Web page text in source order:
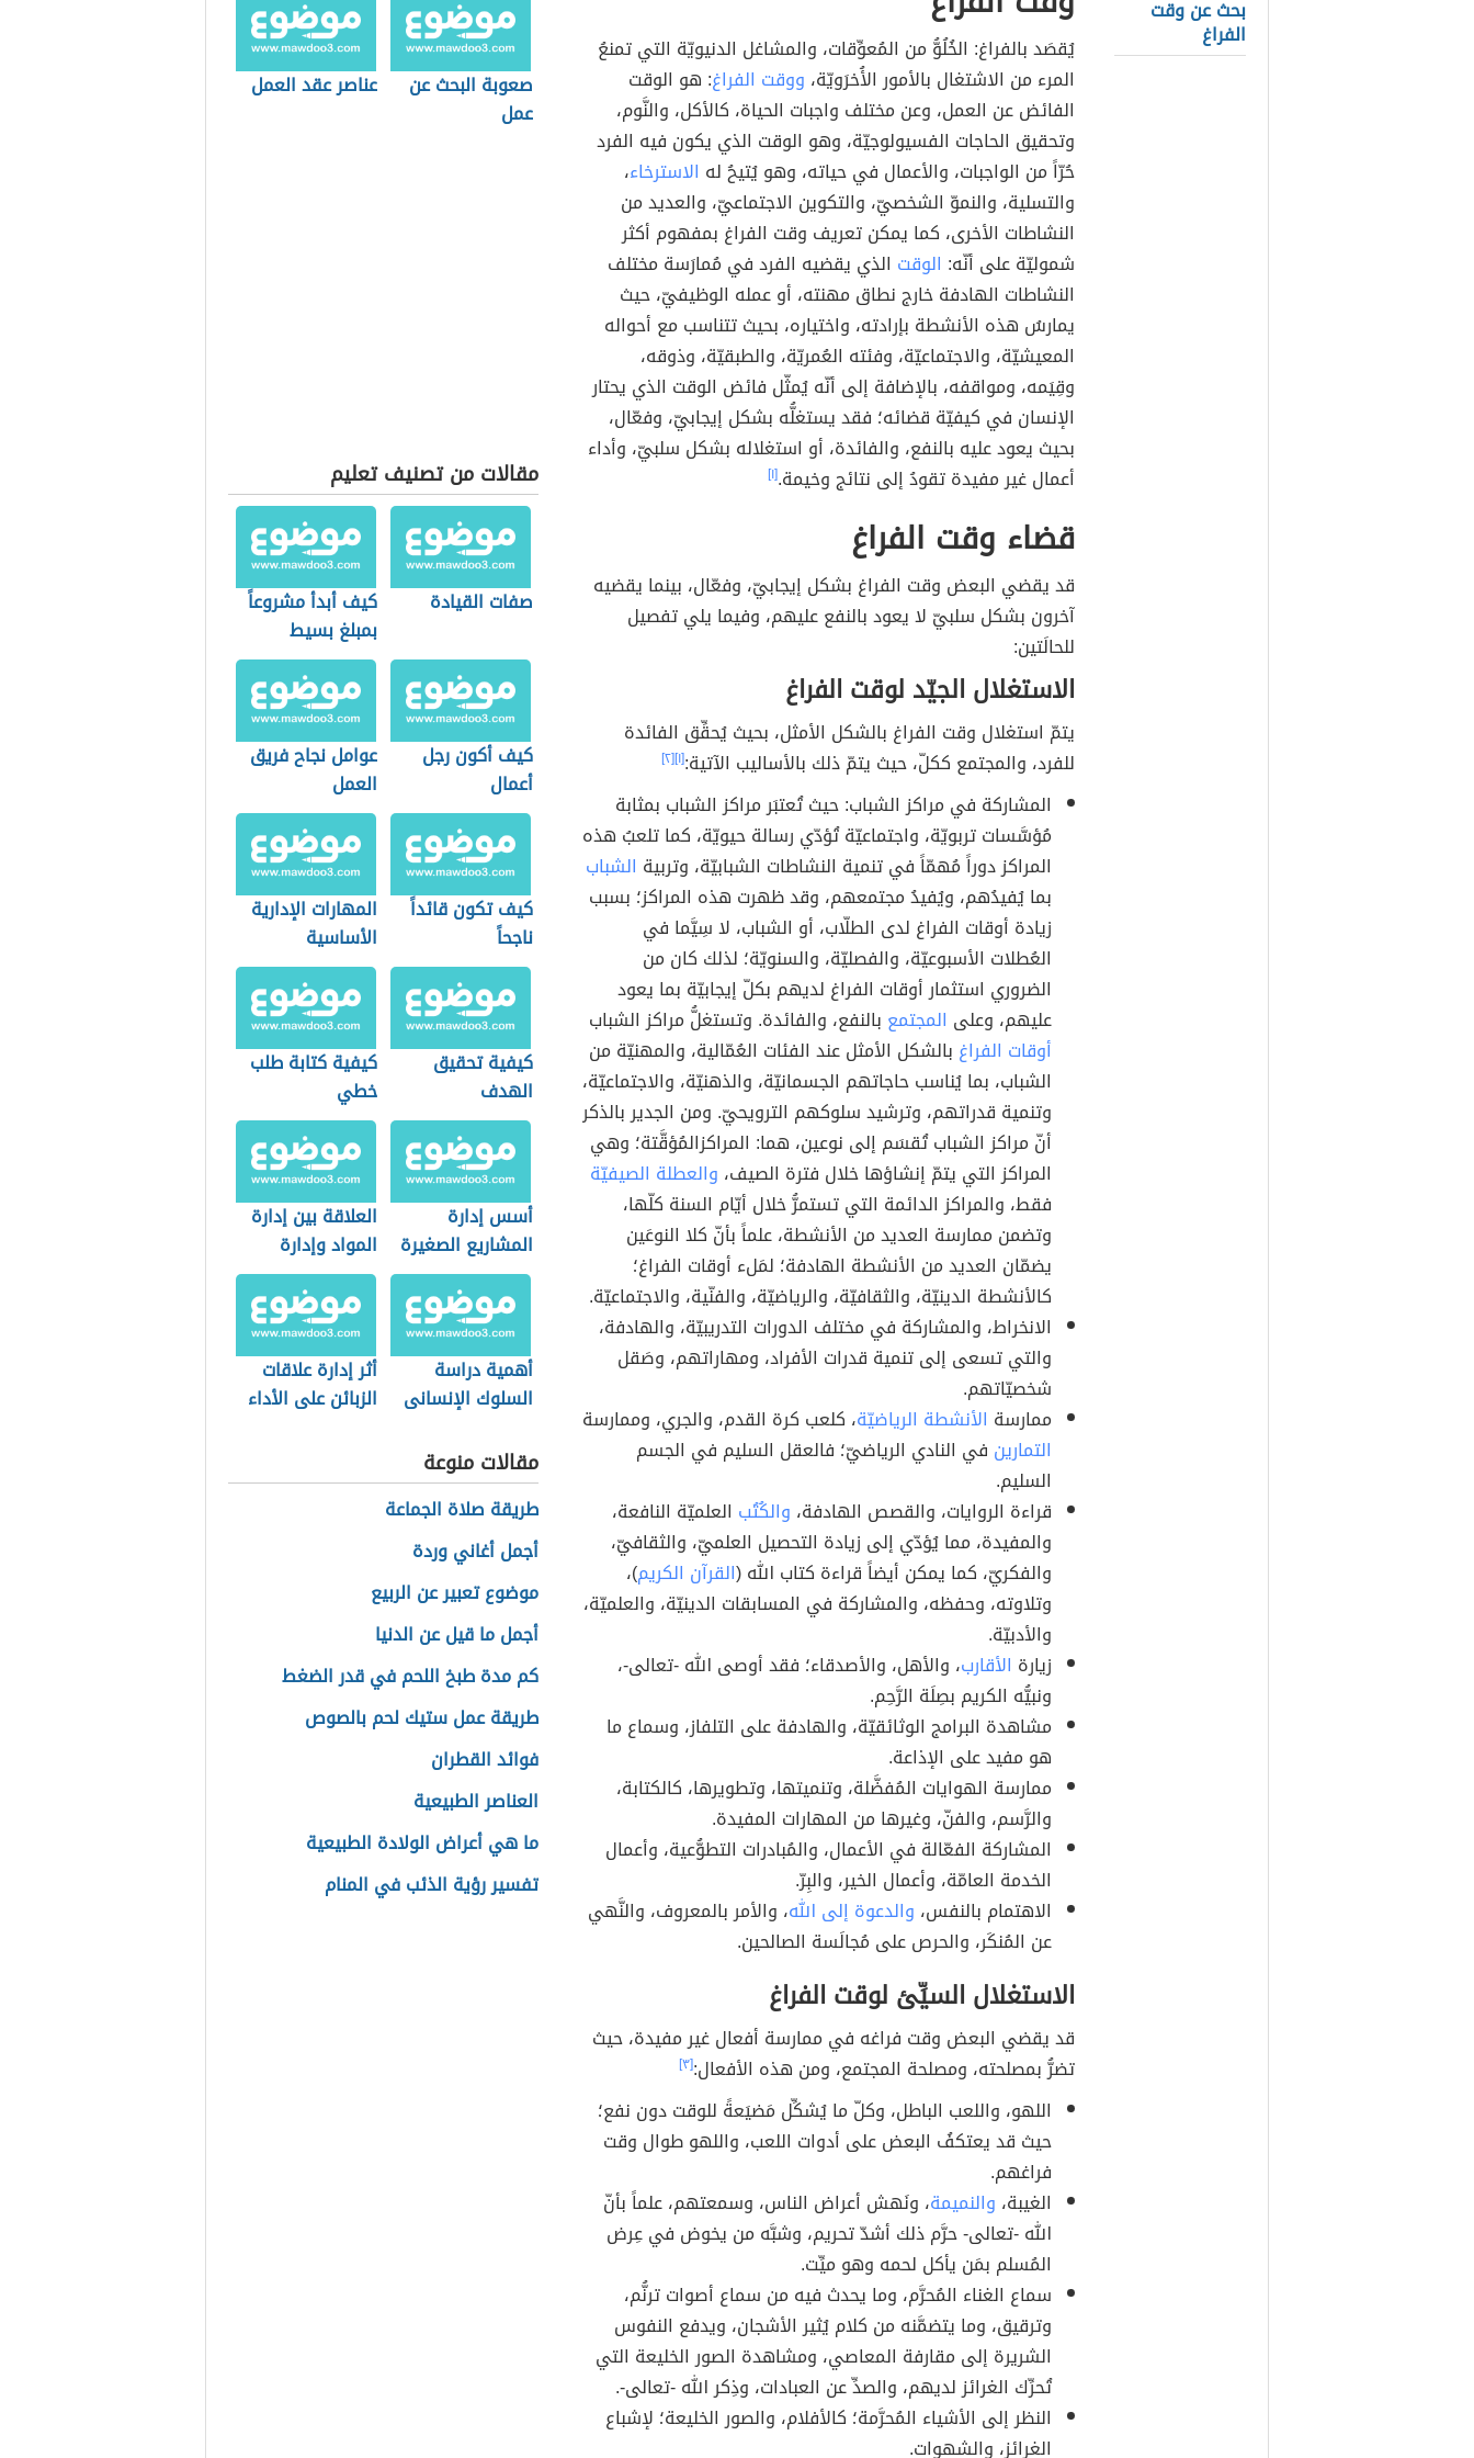
بحث عن وقت
الفراغ
يُقصَد بالفراغ: الخُلُوُّ من المُعوِّقات، والمشاغل الدنيويّة التي تمنعُ
المرء من الاشتغال بالأمور الأُخرَويّة، ووقت الفراغ: هو الوقت
الفائض عن العمل، وعن مختلف واجبات الحياة، كالأكل، والنَّوم،
وتحقيق الحاجات الفسيولوجيّة، وهو الوقت الذي يكون فيه الفرد
حُرّاً من الواجبات، والأعمال في حياته، وهو يُتيحُ له الاسترخاء،
والتسلية، والنموّ الشخصيّ، والتكوين الاجتماعيّ، والعديد من
النشاطات الأخرى، كما يمكن تعريف وقت الفراغ بمفهوم أكثر
شموليّة على أنّه: الوقت الذي يقضيه الفرد في مُمارَسة مختلف
النشاطات الهادفة خارج نطاق مهنته، أو عمله الوظيفيّ، حيث
يمارسُ هذه الأنشطة بإرادته، واختياره، بحيث تتناسب مع أحواله
المعيشيّة، والاجتماعيّة، وفئته العُمريّة، والطبقيّة، وذوقه،
وقِيَمه، ومواقفه، بالإضافة إلى أنّه يُمثّل فائض الوقت الذي يحتار
الإنسان في كيفيّة قضائه؛ فقد يستغلُّه بشكل إيجابيّ، وفعّال،
بحيث يعود عليه بالنفع، والفائدة، أو استغلاله بشكل سلبيّ، وأداء
أعمال غير مفيدة تقودُ إلى نتائج وخيمة.[١]
قضاء وقت الفراغ
قد يقضي البعض وقت الفراغ بشكل إيجابيّ، وفعّال، بينما يقضيه
آخرون بشكل سلبيّ لا يعود بالنفع عليهم، وفيما يلي تفصيل
للحالَتين:
الاستغلال الجيّد لوقت الفراغ
يتمّ استغلال وقت الفراغ بالشكل الأمثل، بحيث يُحقِّق الفائدة
للفرد، والمجتمع ككلّ، حيث يتمّ ذلك بالأساليب الآتية:[١] [٢]
المشاركة في مراكز الشباب: حيث تُعتبَر مراكز الشباب بمثابة
مُؤسَّسات تربويّة، واجتماعيّة تُؤدّي رسالة حيويّة، كما تلعبُ هذه
المراكز دوراً مُهمّاً في تنمية النشاطات الشبابيّة، وتربية الشباب
بما يُفيدُهم، ويُفيدُ مجتمعهم، وقد ظهرت هذه المراكز؛ بسبب
زيادة أوقات الفراغ لدى الطلّاب، أو الشباب، لا سِيَّما في
العُطلات الأسبوعيّة، والفصليّة، والسنويّة؛ لذلك كان من
الضروري استثمار أوقات الفراغ لديهم بكلّ إيجابيّة بما يعود
عليهم، وعلى المجتمع بالنفع، والفائدة. وتستغلُّ مراكز الشباب
أوقات الفراغ بالشكل الأمثل عند الفئات العُمّالية، والمهنيّة من
الشباب، بما يُناسب حاجاتهم الجسمانيّة، والذهنيّة، والاجتماعيّة،
وتنمية قدراتهم، وترشيد سلوكهم الترويحيّ. ومن الجدير بالذكر
أنّ مراكز الشباب تُقسَم إلى نوعين، هما: المراكزالمُؤقَّتة؛ وهي
المراكز التي يتمّ إنشاؤها خلال فترة الصيف، والعطلة الصيفيّة
فقط، والمراكز الدائمة التي تستمرُّ خلال أيّام السنة كلّها،
وتضمن ممارسة العديد من الأنشطة، علماً بأنّ كلا النوعَين
يضمّان العديد من الأنشطة الهادفة؛ لمَلء أوقات الفراغ؛
كالأنشطة الدينيّة، والثقافيّة، والرياضيّة، والفنّية، والاجتماعيّة.
الانخراط، والمشاركة في مختلف الدورات التدريبيّة، والهادفة،
والتي تسعى إلى تنمية قدرات الأفراد، ومهاراتهم، وصَقل
شخصيّاتهم.
ممارسة الأنشطة الرياضيّة، كلعب كرة القدم، والجري، وممارسة
التمارين في النادي الرياضيّ؛ فالعقل السليم في الجسم
السليم.
قراءة الروايات، والقصص الهادفة، والكُتُب العلميّة النافعة،
والمفيدة، مما يُؤدّي إلى زيادة التحصيل العلميّ، والثقافيّ،
والفكريّ، كما يمكن أيضاً قراءة كتاب الله (القرآن الكريم)،
وتلاوته، وحفظه، والمشاركة في المسابقات الدينيّة، والعلميّة،
والأدبيّة.
زيارة الأقارب، والأهل، والأصدقاء؛ فقد أوصى الله -تعالى-،
ونبيُّه الكريم بصِلَة الرَّحِم.
مشاهدة البرامج الوثائقيّة، والهادفة على التلفاز، وسماع ما
هو مفيد على الإذاعة.
ممارسة الهوايات المُفضَّلة، وتنميتها، وتطويرها، كالكتابة،
والرَّسم، والفنّ، وغيرها من المهارات المفيدة.
المشاركة الفعّالة في الأعمال، والمُبادرات التطوُّعية، وأعمال
الخدمة العامّة، وأعمال الخير، والبِرّ.
الاهتمام بالنفس، والدعوة إلى الله، والأمر بالمعروف، والنَّهي
عن المُنكَر، والحرص على مُجالَسة الصالحين.
الاستغلال السيِّئ لوقت الفراغ
قد يقضي البعض وقت فراغه في ممارسة أفعال غير مفيدة، حيث
تضرُّ بمصلحته، ومصلحة المجتمع، ومن هذه الأفعال:[٣]
اللهو، واللعب الباطل، وكلّ ما يُشكِّل مَضيَعةً للوقت دون نفع؛
حيث قد يعتكفُ البعض على أدوات اللعب، واللهو طوال وقت
فراغهم.
الغيبة، والنميمة، ونَهش أعراض الناس، وسمعتهم، علماً بأنّ
الله -تعالى- حرَّم ذلك أشدّ تحريم، وشبَّه من يخوض في عِرض
المُسلم بمَن يأكل لحمه وهو ميِّت.
سماع الغناء المُحرَّم، وما يحدث فيه من سماع أصوات ترنُّم،
وترقيق، وما يتضمَّنه من كلام يُثير الأشجان، ويدفع النفوس
الشريرة إلى مقارفة المعاصي، ومشاهدة الصور الخليعة التي
تُحرِّك الغرائز لديهم، والصدِّ عن العبادات، وذِكر الله -تعالى-.
النظر إلى الأشياء المُحرَّمة؛ كالأفلام، والصور الخليعة؛ لإشباع
الغرائز، والشهوات.
صعوبة البحث عن
عمل
عناصر عقد العمل
مقالات من تصنيف تعليم
صفات القيادة
كيف أبدأ مشروعاً
بمبلغ بسيط
كيف أكون رجل
أعمال
عوامل نجاح فريق
العمل
كيف تكون قائداً
ناجحاً
المهارات الإدارية
الأساسية
كيفية تحقيق
الهدف
كيفية كتابة طلب
خطي
أسس إدارة
المشاريع الصغيرة
العلاقة بين إدارة
المواد وإدارة
الإنتاج
أهمية دراسة
السلوك الإنسانى
أثر إدارة علاقات
الزبائن على الأداء
مقالات منوعة
طريقة صلاة الجماعة
أجمل أغاني وردة
موضوع تعبير عن الربيع
أجمل ما قيل عن الدنيا
كم مدة طبخ اللحم في قدر الضغط
طريقة عمل ستيك لحم بالصوص
فوائد القطران
العناصر الطبيعية
ما هي أعراض الولادة الطبيعية
تفسير رؤية الذئب في المنام